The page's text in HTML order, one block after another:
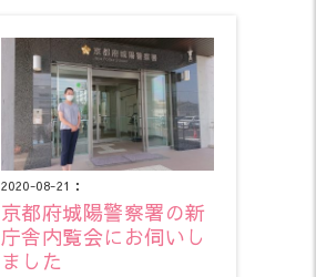
2020-08-21：
京都府城陽警察署の新
庁舎内覧会にお伺いし
ました